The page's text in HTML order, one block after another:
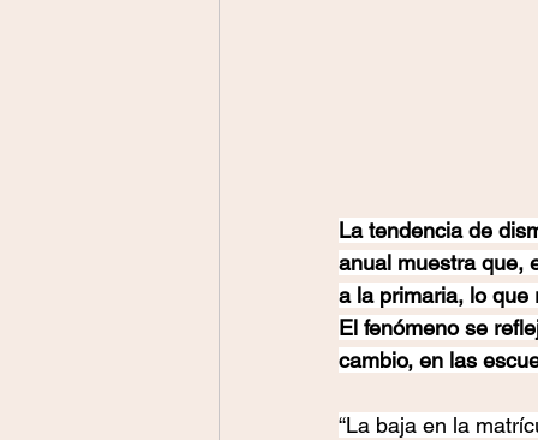
La tendencia de
anual muestra que,
a la primaria, lo que
El fenómeno se
cambio, en las
“La baja en la